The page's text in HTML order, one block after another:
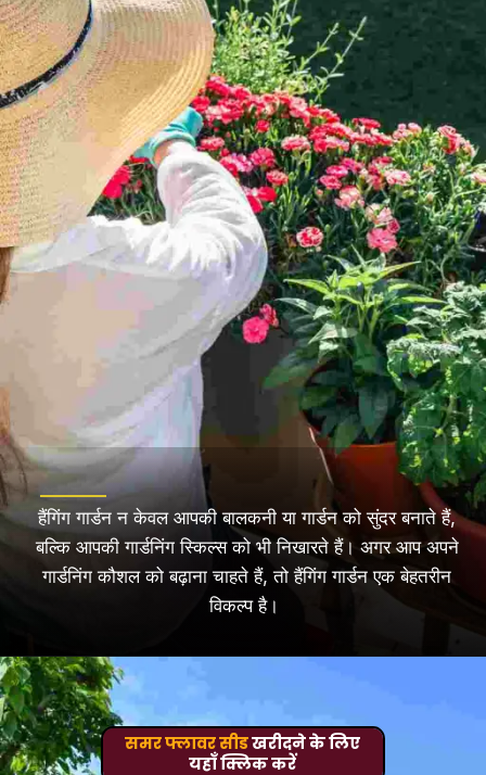
हैंगिंग गार्डन न केवल आपकी बालकनी या गार्डन को सुंदर बनाते हैं,
बल्कि आपकी गार्डनिंग स्किल्स को भी निखारते हैं। अगर आप अपने
गार्डनिंग कौशल को बढ़ाना चाहते हैं, तो हैंगिंग गार्डन एक बेहतरीन
विकल्प है।
समर फ्लावर सीडखरीदने के लिए
यहाँ क्लिक करें